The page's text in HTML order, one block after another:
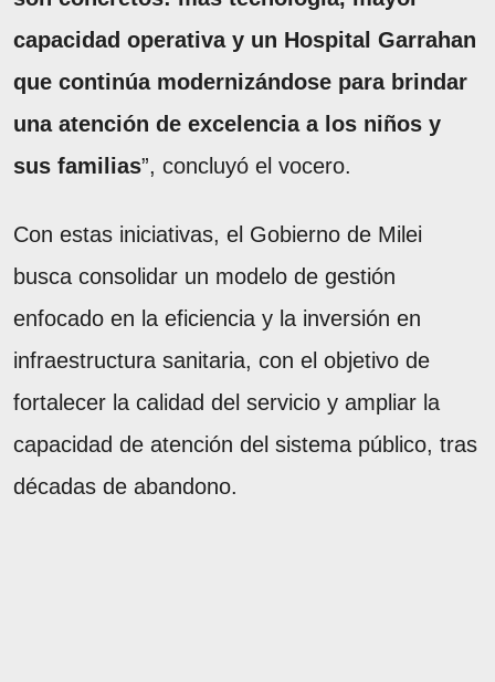
capacidad operativa y un Hospital Garrahan
que continúa modernizándose para brindar
una atención de excelencia a los niños y
sus familias”, concluyó el vocero.
Con estas iniciativas, el Gobierno de Milei
busca consolidar un modelo de gestión
enfocado en la eficiencia y la inversión en
infraestructura sanitaria, con el objetivo de
fortalecer la calidad del servicio y ampliar la
capacidad de atención del sistema público, tras
décadas de abandono.